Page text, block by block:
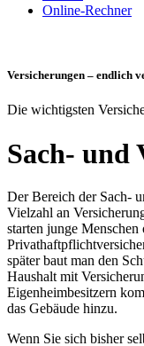
Online-Rechner
Versicherungen – endlich
Die wichtigsten
Sach- und
Der Bereich der Sach-
Vielzahl an
starten junge
später baut man den
Haushalt mit
Eigenheimbesitzern
das Gebäude hinzu.
Wenn Sie sich bisher